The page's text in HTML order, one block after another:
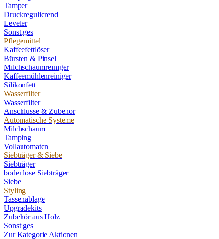
Tamper
Druckregulierend
Leveler
Sonstiges
Pflegemittel
Kaffeefettlöser
Bürsten & Pinsel
Milchschaumreiniger
Kaffeemühlenreiniger
Silikonfett
Wasserfilter
Wasserfilter
Anschlüsse & Zubehör
Automatische Systeme
Milchschaum
Tamping
Vollautomaten
Siebträger & Siebe
Siebträger
bodenlose Siebträger
Siebe
Styling
Tassenablage
Upgradekits
Zubehör aus Holz
Sonstiges
Zur Kategorie Aktionen